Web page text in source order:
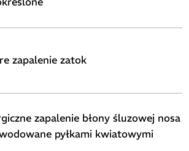
zapalenie zatok
zapalenie błony śluzowej nosa
pyłkami kwiatowymi